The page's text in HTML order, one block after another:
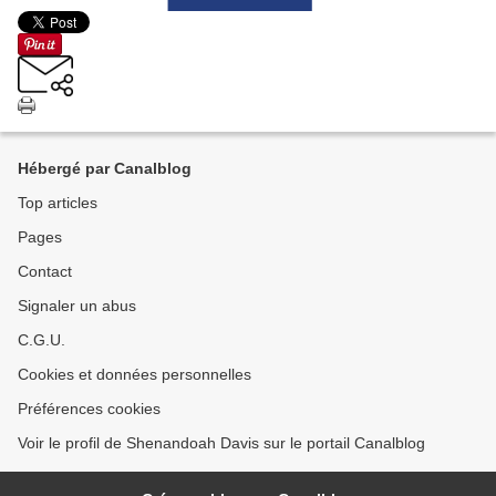
Hébergé par Canalblog
Top articles
Pages
Contact
Signaler un abus
C.G.U.
Cookies et données personnelles
Préférences cookies
Voir le profil de Shenandoah Davis sur le portail Canalblog